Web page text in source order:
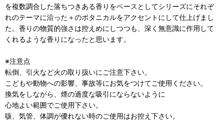
を複数調合した落ちつきある香りをベースとしてシリーズにそれぞ
れのテーマに沿った＋のボタニカルをアクセントにして仕上げまし
た。香りの物質的強さは控えめにしつつも、深く無意識に作用して
くれるような香りになったと思います。
※注意点
転倒、引火など火の取り扱いにご注意下さい。
こどもや動物への影響、事故等にお気をつけてご使用ください。
換気をしながら、煙の過度な吸引にならないように
心地よい範囲でご使用下さい。
咳、気管、体調が優れない時のご使用はお控え下さい。